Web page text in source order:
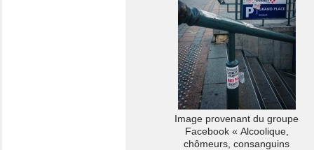
Image provenant du groupe
Facebook « Alcoolique,
chômeurs, consanguins